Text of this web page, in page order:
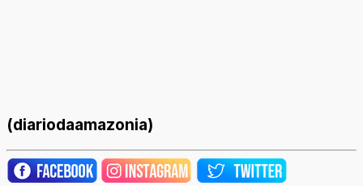
(diariodaamazonia)